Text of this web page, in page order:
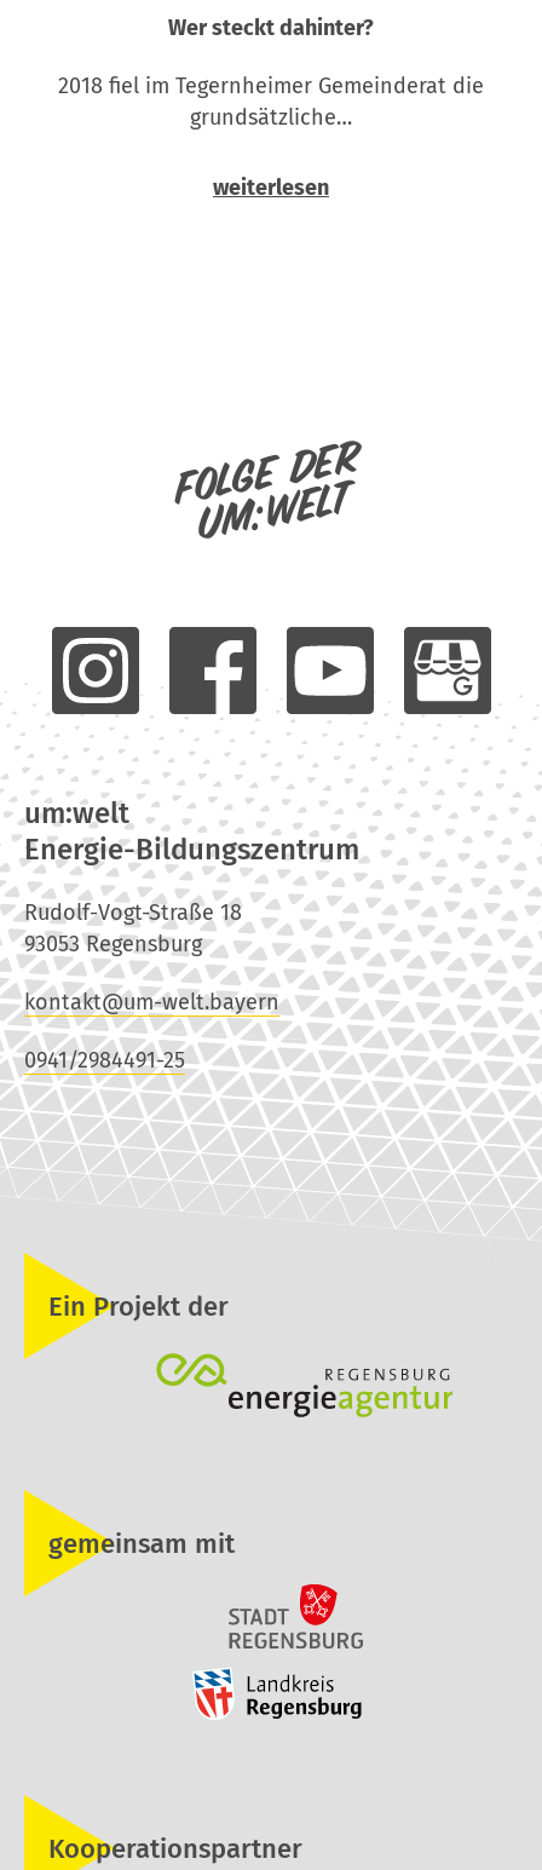
Wer steckt dahinter?
2018 fiel im Tegernheimer Gemeinderat die
grundsätzliche…
weiterlesen
Folge der
um:welt
um:welt
Energie-Bildungszentrum
Rudolf-Vogt-Straße 18
93053 Regensburg
kontakt@um-welt.bayern
0941/2984491-25
Ein Projekt der
gemeinsam mit
Kooperationspartner